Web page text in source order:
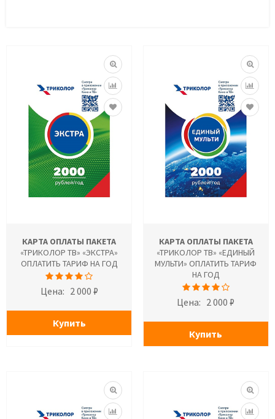
КАРТА ОПЛАТЫ ПАКЕТА
«ТРИКОЛОР ТВ» «ЭКСТРА»
ОПЛАТИТЬ ТАРИФ НА ГОД
Цена: 2 000 ₽
Купить
КАРТА ОПЛАТЫ ПАКЕТА
«ТРИКОЛОР ТВ» «ЕДИНЫЙ
МУЛЬТИ» ОПЛАТИТЬ ТАРИФ
НА ГОД
Цена: 2 000 ₽
Купить